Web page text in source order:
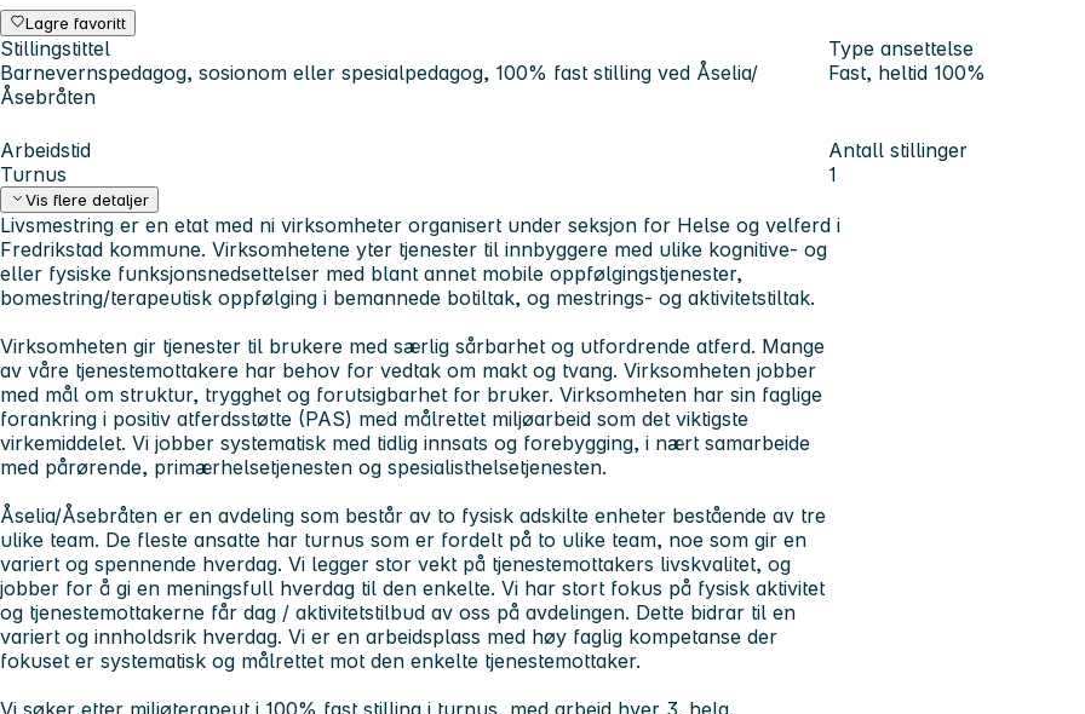
Lagre favoritt
Stillingstittel
Barnevernspedagog, sosionom eller spesialpedagog, 100% fast stilling ved Åselia/
Åsebråten
Type ansettelse
Fast, heltid 100%
Arbeidstid
Turnus
Antall stillinger
1
Vis flere detaljer
Livsmestring er en etat med ni virksomheter organisert under seksjon for Helse og velferd i
Fredrikstad kommune. Virksomhetene yter tjenester til innbyggere med ulike kognitive- og
eller fysiske funksjonsnedsettelser med blant annet mobile oppfølgingstjenester,
bomestring/terapeutisk oppfølging i bemannede botiltak, og mestrings- og aktivitetstiltak.
Virksomheten gir tjenester til brukere med særlig sårbarhet og utfordrende atferd. Mange
av våre tjenestemottakere har behov for vedtak om makt og tvang. Virksomheten jobber
med mål om struktur, trygghet og forutsigbarhet for bruker. Virksomheten har sin faglige
forankring i positiv atferdsstøtte (PAS) med målrettet miljøarbeid som det viktigste
virkemiddelet. Vi jobber systematisk med tidlig innsats og forebygging, i nært samarbeide
med pårørende, primærhelsetjenesten og spesialisthelsetjenesten.
Åselia/Åsebråten er en avdeling som består av to fysisk adskilte enheter bestående av tre
ulike team. De fleste ansatte har turnus som er fordelt på to ulike team, noe som gir en
variert og spennende hverdag. Vi legger stor vekt på tjenestemottakers livskvalitet, og
jobber for å gi en meningsfull hverdag til den enkelte. Vi har stort fokus på fysisk aktivitet
og tjenestemottakerne får dag / aktivitetstilbud av oss på avdelingen. Dette bidrar til en
variert og innholdsrik hverdag. Vi er en arbeidsplass med høy faglig kompetanse der
fokuset er systematisk og målrettet mot den enkelte tjenestemottaker.